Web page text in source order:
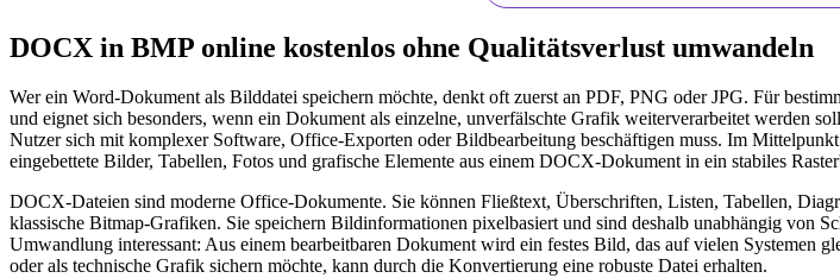
DOCX in BMP online kostenlos ohne Qualitätsverlust umwandeln
Wer ein Word-Dokument als Bilddatei speichern möchte, denkt oft zuerst an PDF, PNG oder JPG. Für
und eignet sich besonders, wenn ein Dokument als einzelne, unverfälschte Grafik weiterverarbeitet werden
Nutzer sich mit komplexer Software, Office-Exporten oder Bildbearbeitung beschäftigen muss. Im
eingebettete Bilder, Tabellen, Fotos und grafische Elemente aus einem DOCX-Dokument in ein stabiles
DOCX-Dateien sind moderne Office-Dokumente. Sie können Fließtext, Überschriften, Listen, Tabellen,
klassische Bitmap-Grafiken. Sie speichern Bildinformationen pixelbasiert und sind deshalb unabhängig von
Umwandlung interessant: Aus einem bearbeitbaren Dokument wird ein festes Bild, das auf vielen Systemen
oder als technische Grafik sichern möchte, kann durch die Konvertierung eine robuste Datei erhalten.